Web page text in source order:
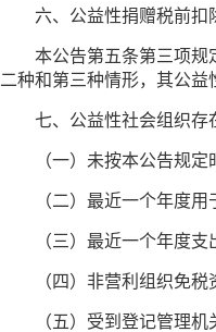
六、公益性捐赠税前
本公告第五条第三项规
二种和第三种情形，其公
七、公益性社会组织存
（一）未按本公告规
（二）最近一个年度
（三）最近一个年度
（四）非营利组织免
（五）受到登记管理